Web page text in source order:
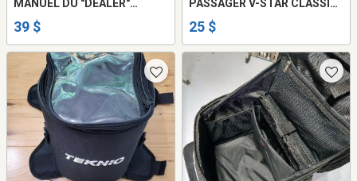
MANUEL DU "DEALER"
MANUEL
39 $
PASSAGER V-STAR CLASSIC
PRIX -
25 $